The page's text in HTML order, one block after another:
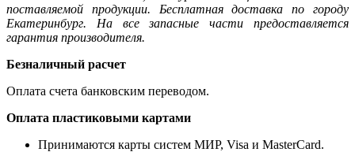
поставляемой продукции. Бесплатная доставка по городу
Екатеринбург. На все запасные части предоставляется
гарантия производителя.
Безналичный расчет
Оплата счета банковским переводом.
Оплата пластиковыми картами
Принимаются карты систем МИР, Visa и MasterCard.